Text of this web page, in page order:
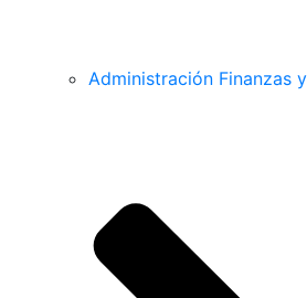
Administración Finanzas